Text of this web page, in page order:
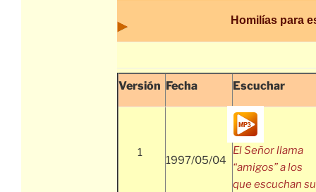
Homilías para
Versión Fecha Escuchar
1
1997/05/04
El Señor llama
“amigos” a los
que escuchan su